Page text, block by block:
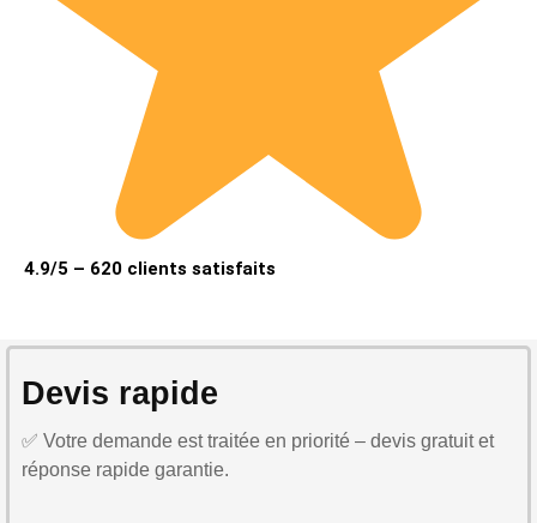
4.9/5 – 620 clients satisfaits
Devis rapide
✅ Votre demande est traitée en priorité – devis gratuit et
réponse rapide garantie.